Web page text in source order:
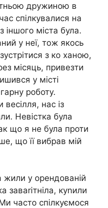
дружиною в
спілкувалися на
іншого міста була.
у неї, тож якось
з ко ханою,
місяць, привезти
у місті
роботу.
нас із
Невістка була
що я не була проти
що її вибрав мій
жили у орендованій
заваrітніла, куnили
часто спілкуємося